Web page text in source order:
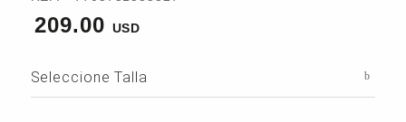
209.00
Seleccione Talla